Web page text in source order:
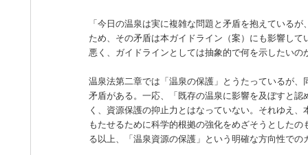
「 今日の温泉は実に複雑な問題と矛盾を抱えている
ため、その矛盾は本ガイドライン（案）にも影響し
悪く、ガイドラインとしては抽象的で何を示したいの
温泉法第二章では「温泉の保護」とうたっているが
矛盾がある。一応、「既存の温泉に影響を及ぼすと
く、資源保護の抑止力とはなっていない。それゆえ
もたせるために科学的根拠の強化をめざそうとした
る以上、「温泉資源の保護」という明確な方向性で